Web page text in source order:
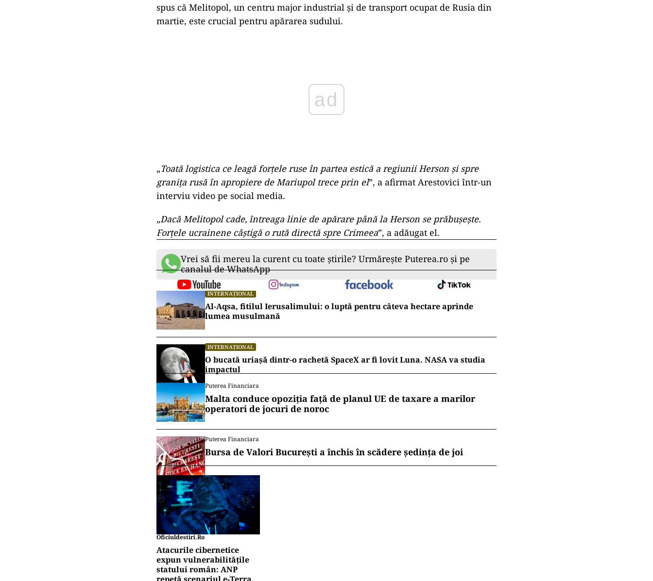
spus că Melitopol, un centru major industrial şi de transport ocupat de Rusia din
martie, este crucial pentru apărarea sudului.
ad
„Toată logistica ce leagă forţele ruse în partea estică a regiunii Herson şi spre
graniţa rusă în apropiere de Mariupol trece prin el”, a afirmat Arestovici într-un
interviu video pe social media.
„Dacă Melitopol cade, întreaga linie de apărare până la Herson se prăbuşeşte.
Forţele ucrainene câştigă o rută directă spre Crimeea”, a adăugat el.
Vrei să fii mereu la curent cu toate știrile? Urmărește Puterea.ro și pe
canalul de WhatsApp
INTERNAȚIONAL
Al-Aqsa, fitilul Ierusalimului: o luptă pentru câteva hectare aprinde
lumea musulmană
INTERNAȚIONAL
O bucată uriașă dintr-o rachetă SpaceX ar fi lovit Luna. NASA va studia
impactul
Puterea Financiara
Malta conduce opoziția față de planul UE de taxare a marilor
operatori de jocuri de noroc
Puterea Financiara
Bursa de Valori București a închis în scădere ședința de joi
Oficiuldestiri.ro
Atacurile cibernetice
expun vulnerabilitățile
statului român: ANP